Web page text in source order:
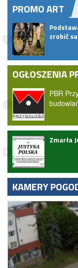
PROMO ART
zrobić
OGŁOSZENIA
PBR
Zmarła
KAMERY